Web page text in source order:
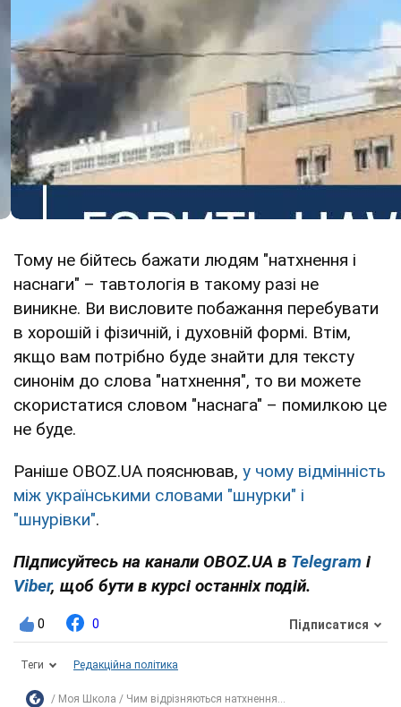
Тому не бійтесь бажати людям "натхнення і
наснаги" – тавтологія в такому разі не
виникне. Ви висловите побажання перебувати
в хорошій і фізичній, і духовній формі. Втім,
якщо вам потрібно буде знайти для тексту
синонім до слова "натхнення", то ви можете
скористатися словом "наснага" – помилкою це
не буде.
Раніше OBOZ.UA пояснював, у чому відмінність
між українськими словами "шнурки" і
"шнурівки".
Підписуйтесь на канали OBOZ.UA в Telegram і
Viber, щоб бути в курсі останніх подій.
0 0 Підписатися
Теги Редакційна політика
Моя Школа Чим відрізняються натхнення...